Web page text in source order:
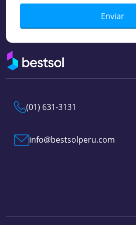
Enviar
(01) 631-3131
info@bestsolperu.com